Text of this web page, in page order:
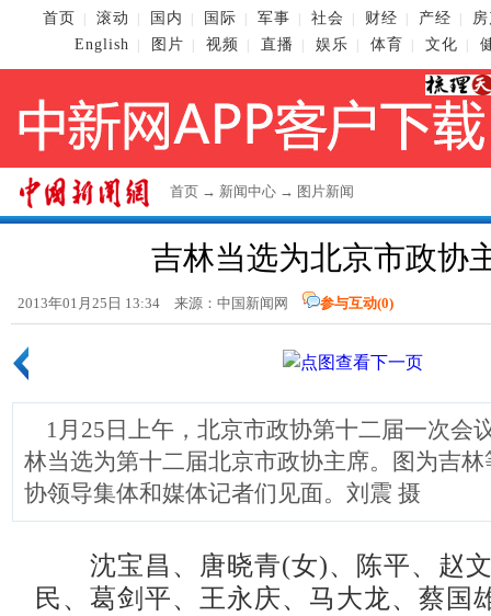
首页 滚动 国内 国际 军事 社会 财经 产经
English
图片 视频 直播 娱乐 体育 文化
首页 → 新闻中心 → 图片新闻
吉林当选为北京市政协
2013年01月25日 13:34 来源： 中国新闻网 参与互动(0)
1月25日上午，北京市政协第十二届一次会
林当选为第十二届北京市政协主席。图为吉
协领导集体和媒体记者们见面。刘震 摄
沈宝昌、唐晓青(女)、陈平、赵
民、葛剑平、王永庆、马大龙、蔡国